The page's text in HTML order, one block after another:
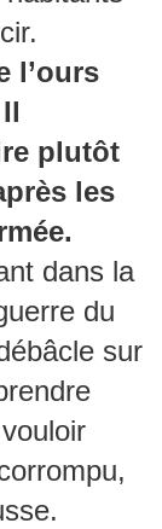
l’ours
plutôt
les
dans la
du
sur